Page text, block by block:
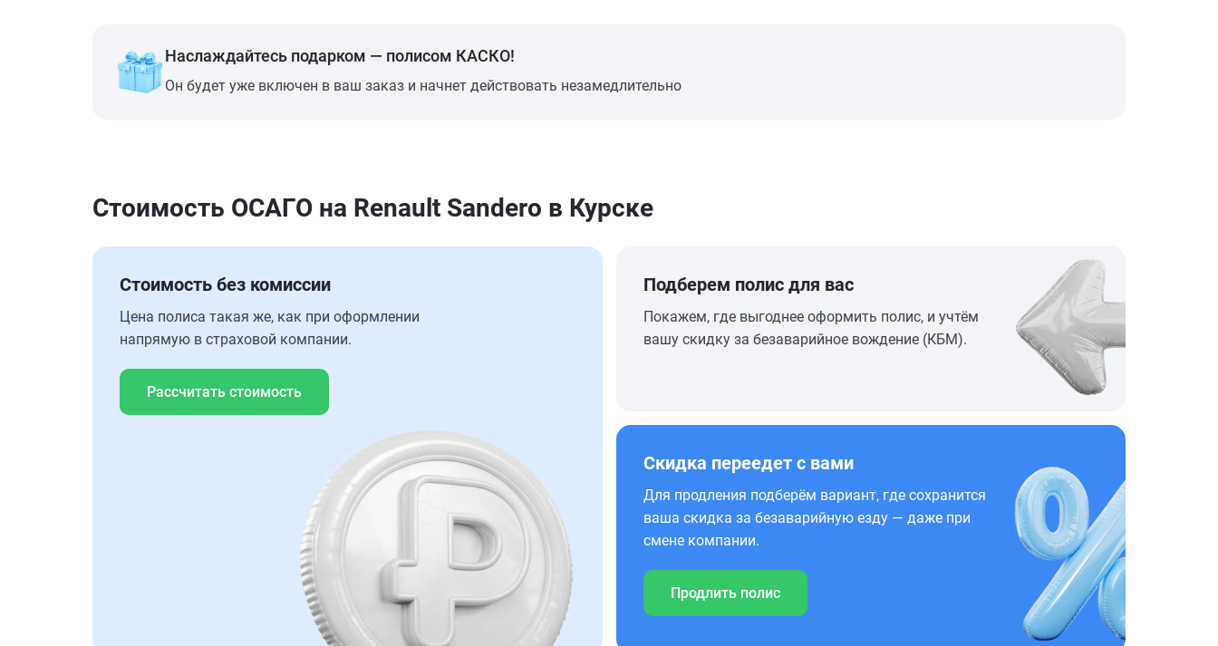
Наслаждайтесь подарком — полисом КАСКО!
Он будет уже включен в ваш заказ и начнет действовать незамедлительно
Стоимость ОСАГО на Renault Sandero в Курске
Стоимость без комиссии
Цена полиса такая же, как при оформлении
напрямую в страховой компании.
Рассчитать стоимость
Подберем полис для вас
Покажем, где выгоднее оформить полис, и учтём
вашу скидку за безаварийное вождение (КБМ).
Скидка переедет с вами
Для продления подберём вариант, где сохранится
ваша скидка за безаварийную езду — даже при
смене компании.
Продлить полис